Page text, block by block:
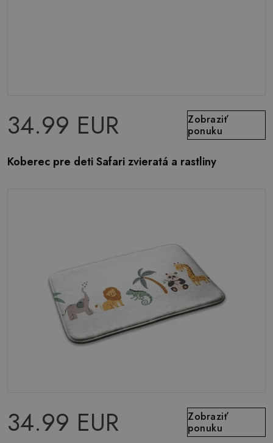
34.99 EUR
Zobraziť
ponuku
Koberec pre deti Safari zvieratá a rastliny
34.99 EUR
Zobraziť
ponuku